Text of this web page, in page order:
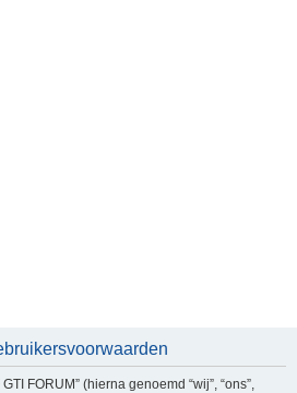
FORUM” (hierna genoemd “wij”, “ons”,